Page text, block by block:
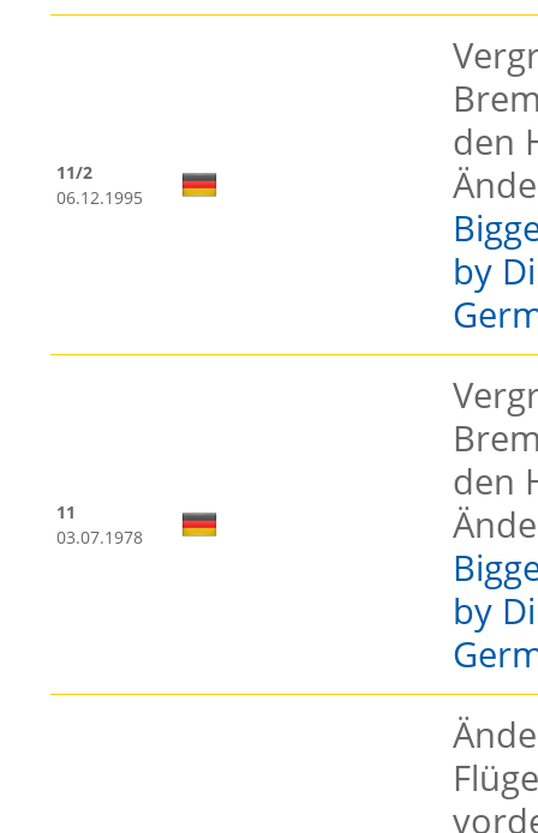
11/2
06.12.1995
den
by
11
03.07.1978
den
by